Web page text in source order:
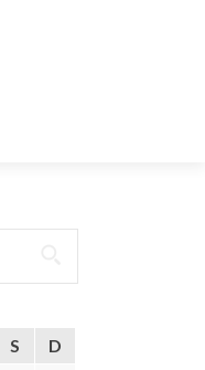
S
D